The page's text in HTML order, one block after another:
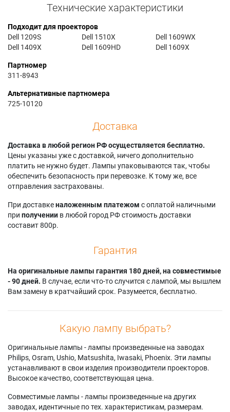
Технические характеристики
Подходит для проекторов
Dell 1209S
Dell 1409X
Dell 1510X
Dell 1609HD
Dell 1609WX
Dell 1609X
Партномер
311-8943
Альтернативные партномера
725-10120
Доставка
Доставка в любой регион РФ осуществляется бесплатно.
Цены указаны уже с доставкой, ничего дополнительно
платить не нужно будет. Лампы упаковываются так, чтобы
обеспечить безопасность при перевозке. К тому же, все
отправления застрахованы.
При доставкеналоженным платежом с оплатой наличными
при получении в любой город РФ стоимость доставки
составит 800р.
Гарантия
На оригинальные лампы гарантия 180 дней, на совместимые
- 90 дней. В случае, если что-то случится с лампой, мы вышлем
Вам замену в кратчайший срок. Разумеется, бесплатно.
Какую лампу выбрать?
Оригинальные лампы - лампы произведенные на заводах
Philips, Osram, Ushio, Matsushita, Iwasaki, Phoenix. Эти лампы
устанавливают в свои изделия производители проекторов.
Высокое качество, соответствующая цена.
Совместимые лампы - лампы произведенные на других
заводах, идентичные по тех. характеристикам, размерам.